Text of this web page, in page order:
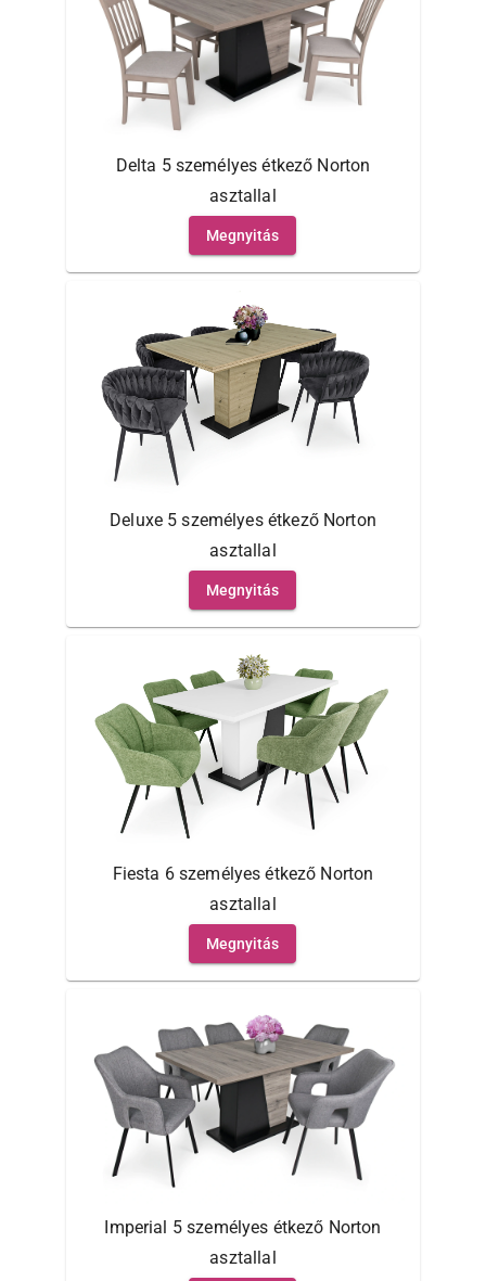
Delta 5 személyes étkező Norton
asztallal
Megnyitás
Deluxe 5 személyes étkező Norton
asztallal
Megnyitás
Fiesta 6 személyes étkező Norton
asztallal
Megnyitás
Imperial 5 személyes étkező Norton
asztallal